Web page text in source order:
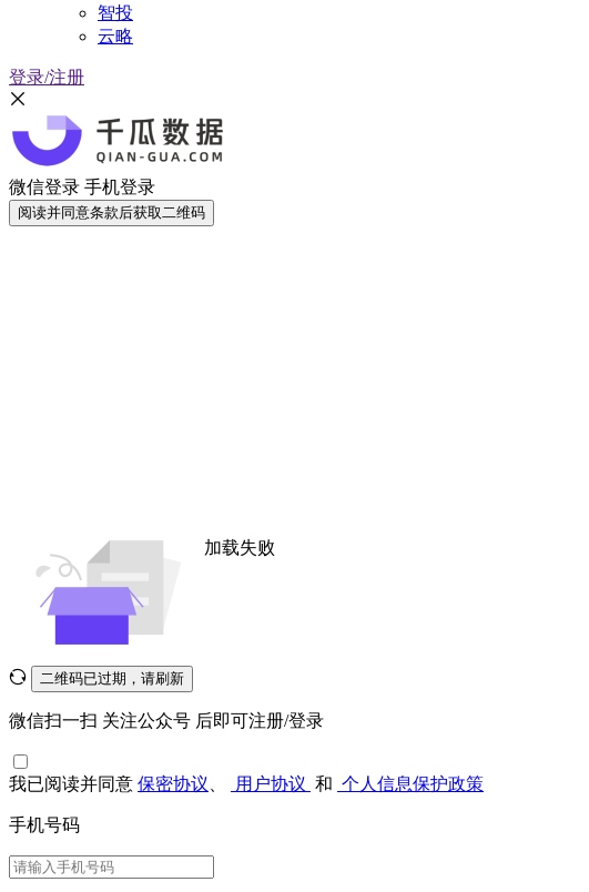
智投
云略
登录/注册
微信登录 手机登录
阅读并同意条款后获取二维码
加载失败
二维码已过期，请刷新
微信扫一扫 关注公众号 后即可注册/登录
我已阅读并同意 保密协议 用户协议 和 个人信息保护政策
手机号码